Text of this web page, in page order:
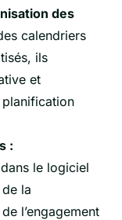
des
calendriers
ils
et
:
le logiciel
de la
l’engagement